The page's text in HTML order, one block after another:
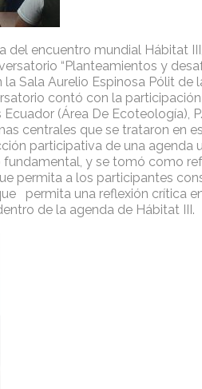
del encuentro mundial Hábitat
“Planteamientos y
la Sala Aurelio Espinosa Pólit de
contó con la
(Área De Ecoteología),
centrales que se trataron en
participativa de una agenda
y se tomó como
permita a los participantes
permita una reflexión crítica
de la agenda de Hábitat III.